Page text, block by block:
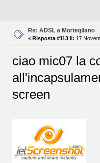
Re: ADSL a Mortegliano
« Risposta #113 il: 17
ciao mic07 la
screen